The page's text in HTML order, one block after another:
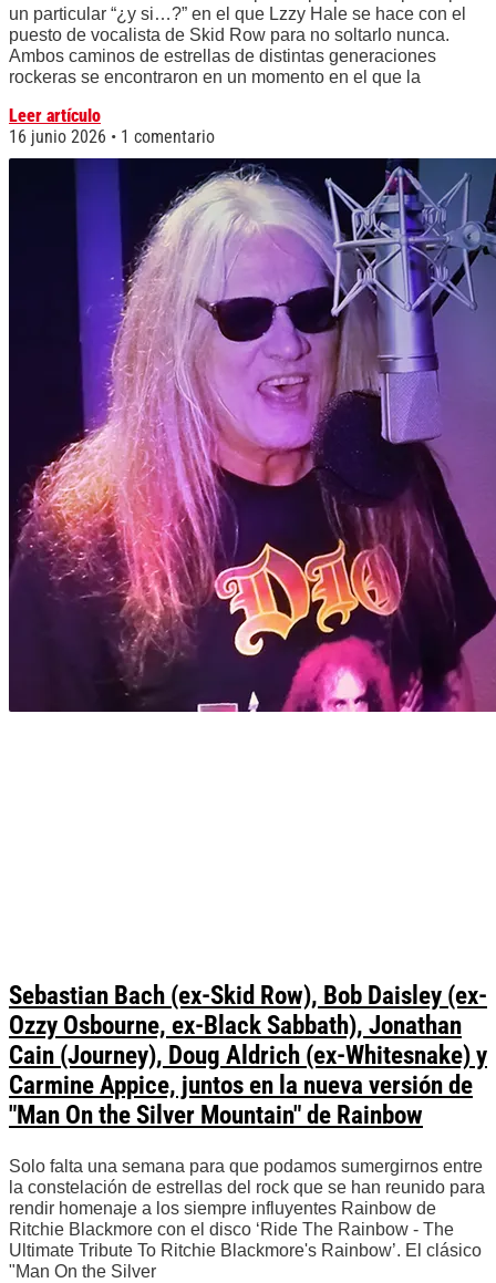
un particular “¿y si…?” en el que Lzzy Hale se hace con el
puesto de vocalista de Skid Row para no soltarlo nunca.
Ambos caminos de estrellas de distintas generaciones
rockeras se encontraron en un momento en el que la
Leer artículo
16 junio 2026
1 comentario
Sebastian Bach (ex-Skid Row), Bob Daisley (ex-
Ozzy Osbourne, ex-Black Sabbath), Jonathan
Cain (Journey), Doug Aldrich (ex-Whitesnake) y
Carmine Appice, juntos en la nueva versión de
"Man On the Silver Mountain" de Rainbow
Solo falta una semana para que podamos sumergirnos entre
la constelación de estrellas del rock que se han reunido para
rendir homenaje a los siempre influyentes Rainbow de
Ritchie Blackmore con el disco ‘Ride The Rainbow - The
Ultimate Tribute To Ritchie Blackmore's Rainbow’. El clásico
"Man On the Silver